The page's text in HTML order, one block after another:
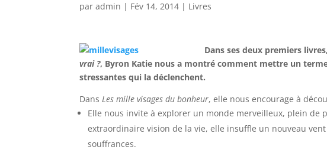
paradmin | Fév 14, 2014 | Livres
Dans ses deux premiers
vrai ?, Byron Katie nous a montré comment mettre un
stressantes qui la déclenchent.
DansLes mille visages du bonheur, elle nous encourage à
Elle nous invite à explorer un monde merveilleux, plein de
extraordinaire vision de la vie, elle insuffle un nouveau
souffrances.